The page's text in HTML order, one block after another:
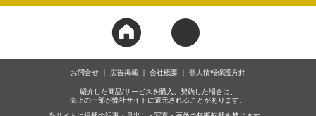
お問合せ 広告掲載 会社概要 個人情報保護方針
紹介した商品/サービスを購入、契約した場合に、
売上の一部が弊社サイトに還元されることがあります。